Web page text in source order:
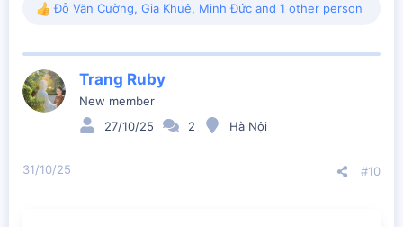
R
t
i
o
Đỗ Văn Cường, Gia Khuê, Minh Đức and 1 other person
Trang Ruby
New member
27/10/25
2 Hà Nội
31/10/25 #10